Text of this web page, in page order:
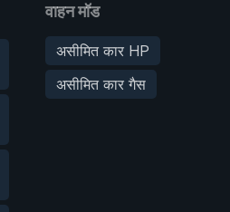
वाहन मॉड
असीमित कार HP
असीमित कार गैस